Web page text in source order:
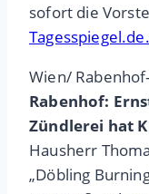
sofort die
Wien/
Rabenhof:
Zündlerei hat
Hausherr
„Döbling